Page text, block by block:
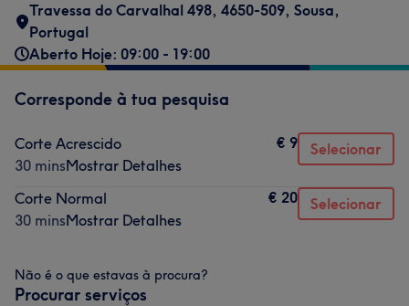
Travessa do Carvalhal 498, 4650-509, Sousa,
Portugal
Aberto Hoje: 09:00 - 19:00
Corresponde à tua pesquisa
Corte Acrescido
30 minsMostrar Detalhes
€ 9 Selecionar
Corte Normal
30 minsMostrar Detalhes
€ 20 Selecionar
Não é o que estavas à procura?
Procurar serviços